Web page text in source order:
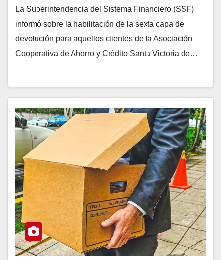
La Superintendencia del Sistema Financiero (SSF)
informó sobre la habilitación de la sexta capa de
devolución para aquellos clientes de la Asociación
Cooperativa de Ahorro y Crédito Santa Victoria de…